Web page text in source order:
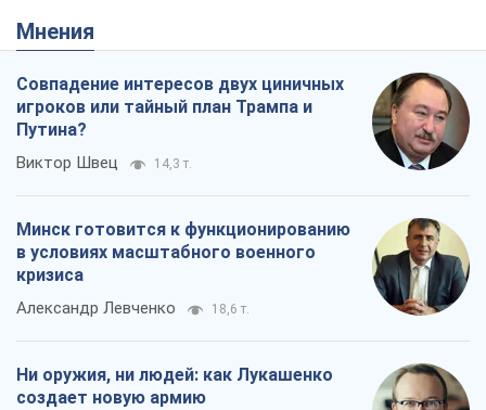
Мнения
Совпадение интересов двух циничных
игроков или тайный план Трампа и
Путина?
Виктор Швец 14,3 т.
Минск готовится к функционированию
в условиях масштабного военного
кризиса
Александр Левченко 18,6 т.
Ни оружия, ни людей: как Лукашенко
создает новую армию